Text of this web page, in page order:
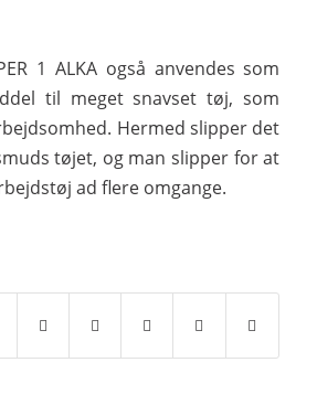
1 ALKA også anvendes som
til meget snavset tøj, som
Hermed slipper det
tøjet, og man slipper for at
ad flere omgange.